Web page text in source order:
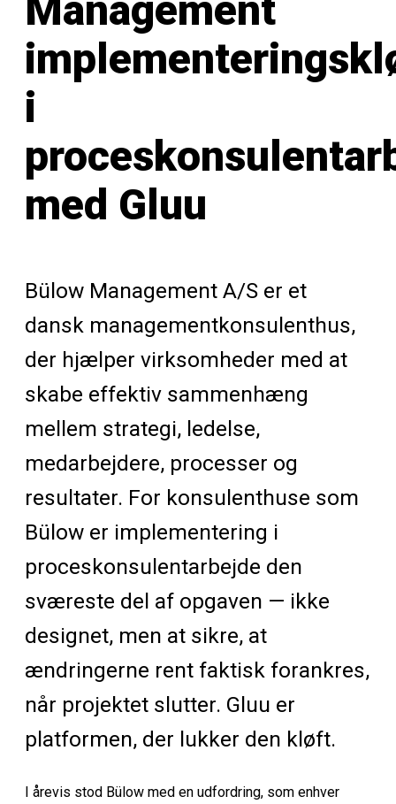
i
med Gluu
Bülow Management A/S er et
dansk managementkonsulenthus,
der hjælper virksomheder med at
skabe effektiv sammenhæng
mellem strategi, ledelse,
medarbejdere, processer og
resultater. For konsulenthuse som
Bülow er implementering i
proceskonsulentarbejde den
sværeste del af opgaven — ikke
designet, men at sikre, at
ændringerne rent faktisk forankres,
når projektet slutter. Gluu er
platformen, der lukker den kløft.
I årevis stod Bülow med en udfordring, som enhver